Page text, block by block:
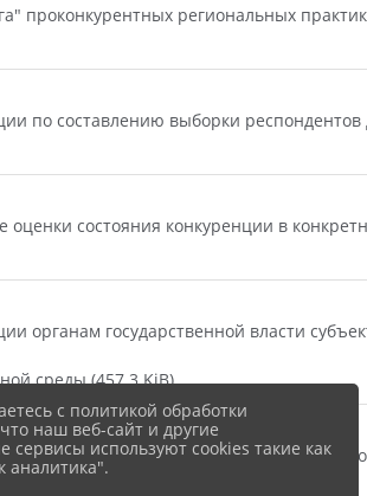
проконкурентных региональных
по составлению выборки
оценки состояния конкуренции в
органам государственной власти
среды (457.3 KiB)
конкуренции в субъектах
с политикой обработки
наш веб-сайт и другие
сервисы используют cookies такие как
аналитика".